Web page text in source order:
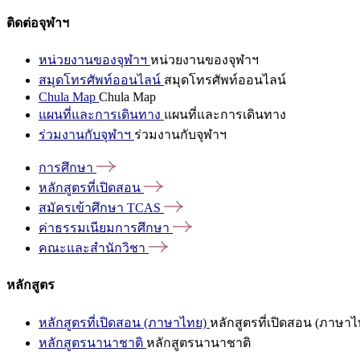
ติดต่อจุฬาฯ
หน่วยงานของจุฬาฯ หน่วยงานของจุฬาฯ
สมุดโทรศัพท์ออนไลน์ สมุดโทรศัพท์ออนไลน์
Chula Map Chula Map
แผนที่และการเดินทาง แผนที่และการเดินทาง
ร่วมงานกับจุฬาฯ ร่วมงานกับจุฬาฯ
การศึกษา
หลักสูตรที่เปิดสอน
สมัครเข้าศึกษา TCAS
ค่าธรรมเนียมการศึกษา
คณะและสำนักวิชา
หลักสูตร
หลักสูตรที่เปิดสอน (ภาษาไทย) หลักสูตรที่เปิดสอน (ภาษาไ
หลักสูตรนานาชาติ หลักสูตรนานาชาติ